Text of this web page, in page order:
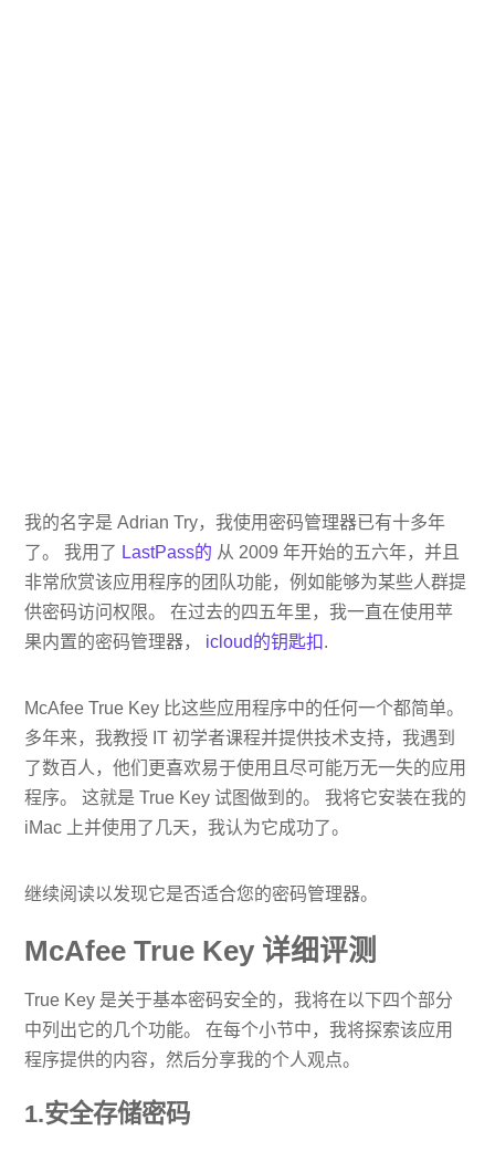
我的名字是 Adrian Try，我使用密码管理器已有十多年
了。 我用了 LastPass的 从 2009 年开始的五六年，并且
非常欣赏该应用程序的团队功能，例如能够为某些人群提
供密码访问权限。 在过去的四五年里，我一直在使用苹
果内置的密码管理器， icloud的钥匙扣 .
McAfee True Key 比这些应用程序中的任何一个都简单。
多年来，我教授 IT 初学者课程并提供技术支持，我遇到
了数百人，他们更喜欢易于使用且尽可能万无一失的应用
程序。 这就是 True Key 试图做到的。 我将它安装在我的
iMac 上并使用了几天，我认为它成功了。
继续阅读以发现它是否适合您的密码管理器。
McAfee True Key 详细评测
True Key 是关于基本密码安全的，我将在以下四个部分
中列出它的几个功能。 在每个小节中，我将探索该应用
程序提供的内容，然后分享我的个人观点。
1.安全存储密码